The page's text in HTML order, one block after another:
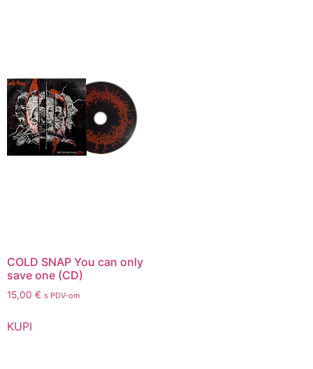
COLD SNAP You can only
save one (CD)
15,00 € s PDV-om
KUPI